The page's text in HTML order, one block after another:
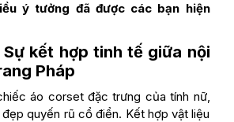
ý tưởng đã được các bạn hiện
Sự kết hợp tinh tế giữa nội
Pháp
áo corset đặc trưng của tính nữ,
quyến rũ cổ điển. Kết hợp vật liệu